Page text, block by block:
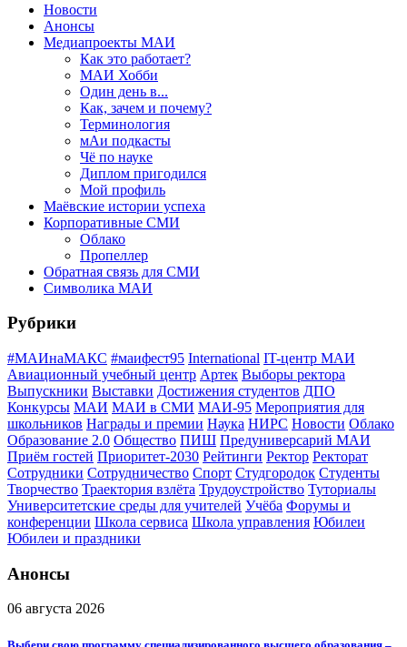
Новости
Анонсы
Медиапроекты МАИ
Как это работает?
МАИ Хобби
Один день в...
Как, зачем и почему?
Терминология
мАи подкасты
Чё по науке
Диплом пригодился
Мой профиль
Маёвские истории успеха
Корпоративные СМИ
Облако
Пропеллер
Обратная связь для СМИ
Символика МАИ
Рубрики
#МАИнаМАКС #маифест95 International IT-центр МАИ
Авиационный учебный центр Артек Выборы ректора
Выпускники Выставки Достижения студентов ДПО
Конкурсы МАИ МАИ в СМИ МАИ-95 Мероприятия для
школьников Награды и премии Наука НИРС Новости Облако
Образование 2.0 Общество ПИШ Предуниверсарий МАИ
Приём гостей Приоритет-2030 Рейтинги Ректор Ректорат
Сотрудники Сотрудничество Спорт Студгородок Студенты
Творчество Траектория взлёта Трудоустройство Туториалы
Университетские среды для учителей Учёба Форумы и
конференции Школа сервиса Школа управления Юбилеи
Юбилеи и праздники
Анонсы
06 августа 2026